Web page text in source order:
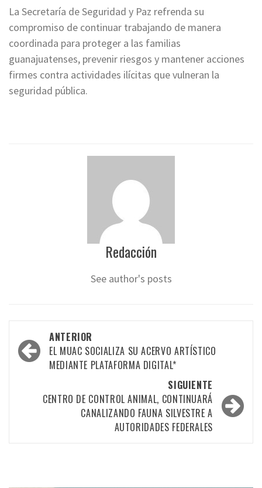
La Secretaría de Seguridad y Paz refrenda su
compromiso de continuar trabajando de manera
coordinada para proteger a las familias
guanajuatenses, prevenir riesgos y mantener acciones
firmes contra actividades ilícitas que vulneran la
seguridad pública.
Redacción
See author's posts
Navegación
por
entradas
ANTERIOR
EL MUAC SOCIALIZA SU ACERVO ARTÍSTICO
MEDIANTE PLATAFORMA DIGITAL*
SIGUIENTE
CENTRO DE CONTROL ANIMAL, CONTINUARÁ
CANALIZANDO FAUNA SILVESTRE A
AUTORIDADES FEDERALES